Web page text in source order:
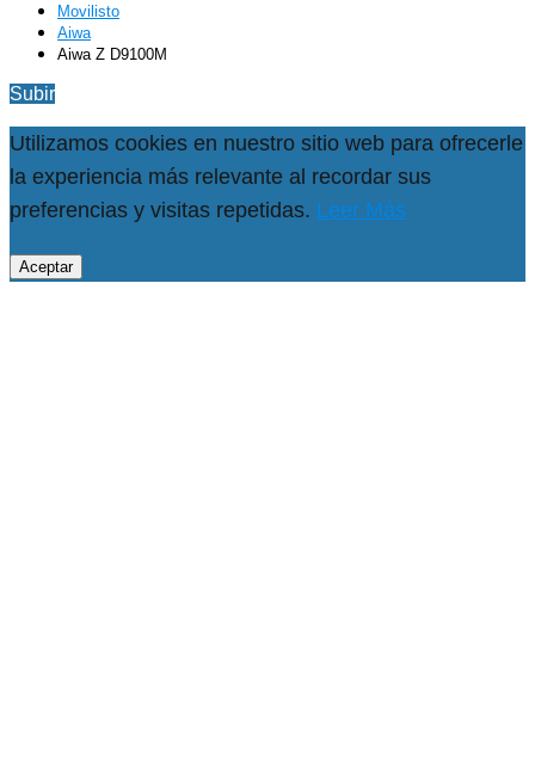
Movilisto
Aiwa
Aiwa Z D9100M
Subir
Utilizamos cookies en nuestro sitio web para ofrecerle
la experiencia más relevante al recordar sus
preferencias y visitas repetidas. Leer Más
Aceptar